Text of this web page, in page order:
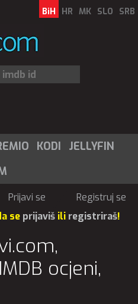
BiH HR MK SLO SRB
KODI
JELLYFIN
Prijavi se
Registruj se
se prijaviš ili registriraš!
ocjeni,